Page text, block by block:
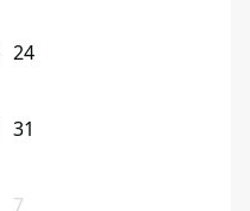
24
31
7